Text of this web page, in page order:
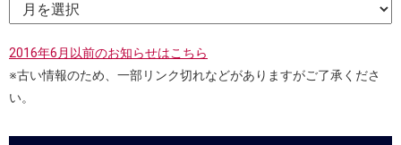
2016年6月以前のお知らせはこちら
※古い情報のため、一部リンク切れなどがありますがご了承くださ
い。